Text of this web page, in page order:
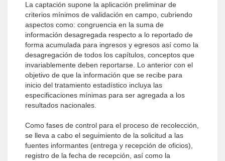
La captación supone la aplicación preliminar de
criterios mínimos de validación en campo, cubriendo
aspectos como: congruencia en la suma de
información desagregada respecto a lo reportado de
forma acumulada para ingresos y egresos así como la
desagregación de todos los capítulos, conceptos que
invariablemente deben reportarse. Lo anterior con el
objetivo de que la información que se recibe para
inicio del tratamiento estadístico incluya las
especificaciones mínimas para ser agregada a los
resultados nacionales.
Como fases de control para el proceso de recolección,
se lleva a cabo el seguimiento de la solicitud a las
fuentes informantes (entrega y recepción de oficios),
registro de la fecha de recepción, así como la